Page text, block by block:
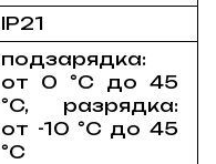
IP21
подзарядка:
от 0 °C до 45
°C, разрядка:
от -10 °C до 45
°C